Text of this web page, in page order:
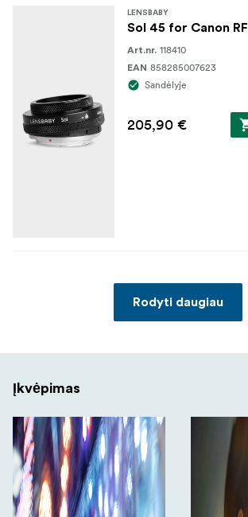
LENSBABY
Sol 45 for Canon RF
Art.nr. 118410
EAN 858285007623
Sandėlyje
205,90 €
Rodyti daugiau
Įkvėpimas